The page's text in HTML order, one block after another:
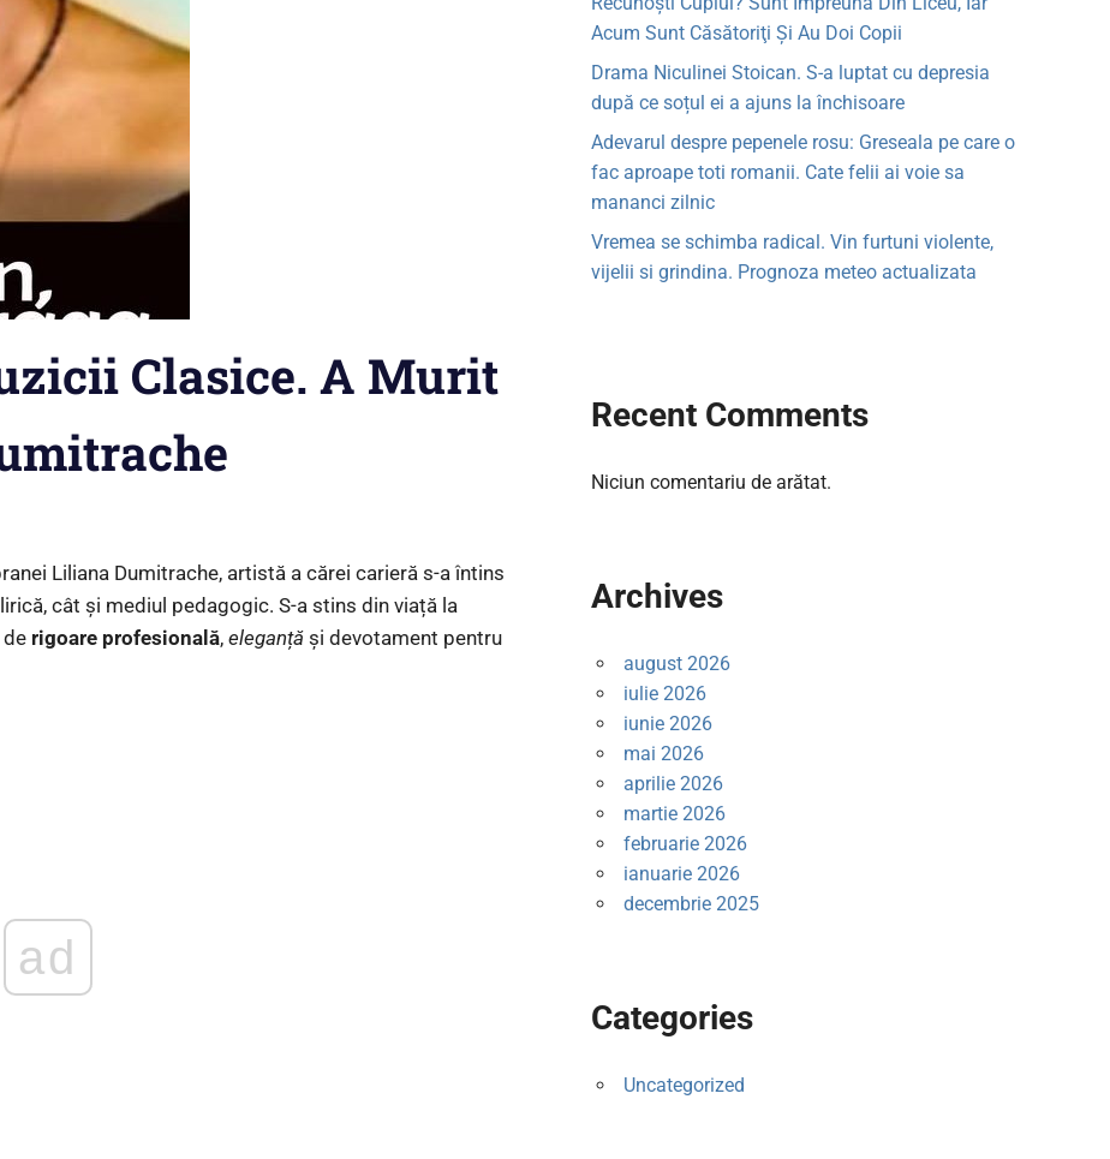
Clasice. A Murit
Liliana Dumitrache, artistă a cărei carieră s-a întins
cât și mediul pedagogic. S-a stins din viață la
de rigoare profesională, eleganță și devotament pentru
ad
Acum Sunt Căsătoriţi Şi Au Doi Copii
Drama Niculinei Stoican. S-a luptat cu depresia
după ce soțul ei a ajuns la închisoare
Adevarul despre pepenele rosu: Greseala pe care o
fac aproape toti romanii. Cate felii ai voie sa
mananci zilnic
Vremea se schimba radical. Vin furtuni violente,
vijelii si grindina. Prognoza meteo actualizata
Recent Comments
Niciun comentariu de arătat.
Archives
august 2026
iulie 2026
iunie 2026
mai 2026
aprilie 2026
martie 2026
februarie 2026
ianuarie 2026
decembrie 2025
Categories
Uncategorized